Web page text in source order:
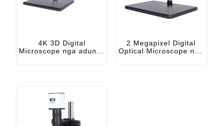
4K 3D Digital
Microscope nga adunay
2 Megapixel Digital
Optical Microscope nga